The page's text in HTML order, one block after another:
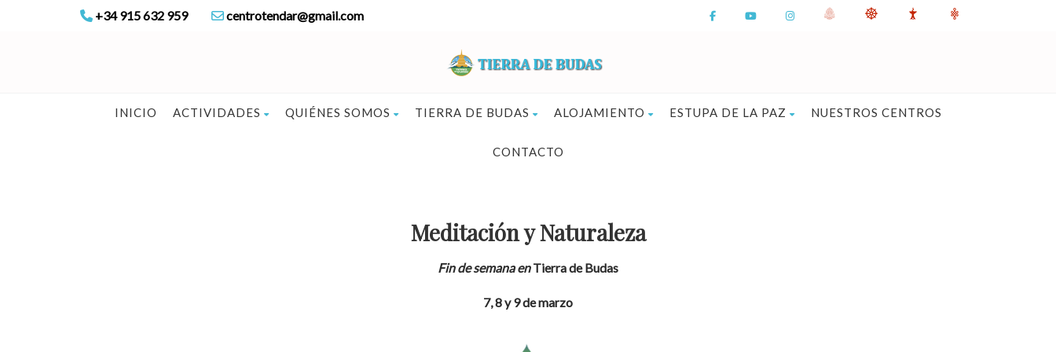
+34 915 632 959 centrotendar@gmail.com
INICIO ACTIVIDADES QUIÉNES SOMOS TIERRA DE BUDAS ALOJAMIENTO ESTUPA DE LA PAZ NUESTROS CENTROS
CONTACTO
Meditación y Naturaleza
Fin de semana enTierra de Budas
7, 8 y 9 de marzo